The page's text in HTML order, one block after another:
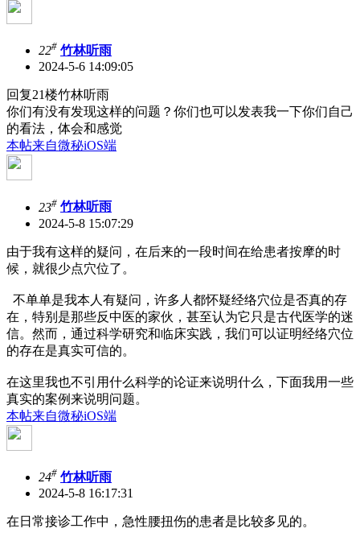
22# 竹林听雨
2024-5-6 14:09:05
回复21楼竹林听雨
你们有没有发现这样的问题？你们也可以发表我一下你们自己
的看法，体会和感觉
本帖来自微秘iOS端
23# 竹林听雨
2024-5-8 15:07:29
由于我有这样的疑问，在后来的一段时间在给患者按摩的时
候，就很少点穴位了。
不单单是我本人有疑问，许多人都怀疑经络穴位是否真的存
在，特别是那些反中医的家伙，甚至认为它只是古代医学的迷
信。然而，通过科学研究和临床实践，我们可以证明经络穴位
的存在是真实可信的。
在这里我也不引用什么科学的论证来说明什么，下面我用一些
真实的案例来说明问题。
本帖来自微秘iOS端
24# 竹林听雨
2024-5-8 16:17:31
在日常接诊工作中，急性腰扭伤的患者是比较多见的。